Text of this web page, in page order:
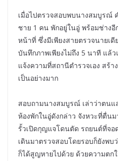
เมื่อไปตรวจสอบพบนางสมบูรณ์
ชาย 1 คน พักอยู่ในอู่ พร้อมช่างอี
หน้าที่ ซึ่งมีเพียงสายตรวจนายเ
บันทึกภาพเพียงไม่ถึง 5 นาที แล้
แจ้งความที่สถานีตำรวจเอง สร้า
เป็นอย่างมาก
สอบถามนางสมบูรณ์ เล่าว่าตน
ห้องพักในอู่ดังกล่าว จังหวะที่ตื่น
รั้วเปิดกุญแจโดนตัด รถยนต์ที่จ
เดินมาตรวจสอบโดยรอบก็ยังพบ
ก็ได้สูญหายไปด้วย ด้วยความตก